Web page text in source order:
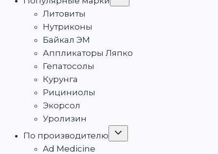
Литовиты
Нутриконы
Байкал ЭМ
Аппликаторы Ляпко
Гепатосолы
Курунга
Рициниолы
Экорсол
Уролизин
По производителю
Переключить
Ad Medicine